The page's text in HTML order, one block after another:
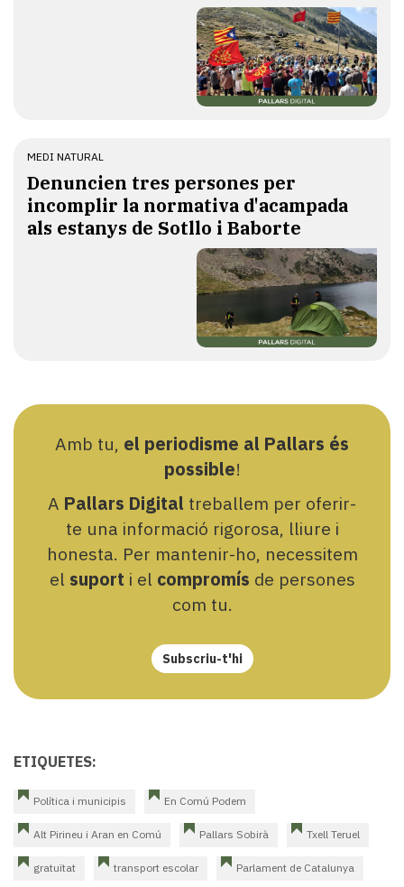
MEDI NATURAL
Denuncien tres persones per
incomplir la normativa d'acampada
als estanys de Sotllo i Baborte
Amb tu, el periodisme al Pallars és
possible!
A Pallars Digital treballem per oferir-
te una informació rigorosa, lliure i
honesta. Per mantenir-ho, necessitem
el suport i el compromís de persones
com tu.
Subscriu-t'hi
ETIQUETES:
Política i municipis En Comú Podem
Alt Pirineu i Aran en Comú Pallars Sobirà Txell Teruel
gratuïtat transport escolar Parlament de Catalunya